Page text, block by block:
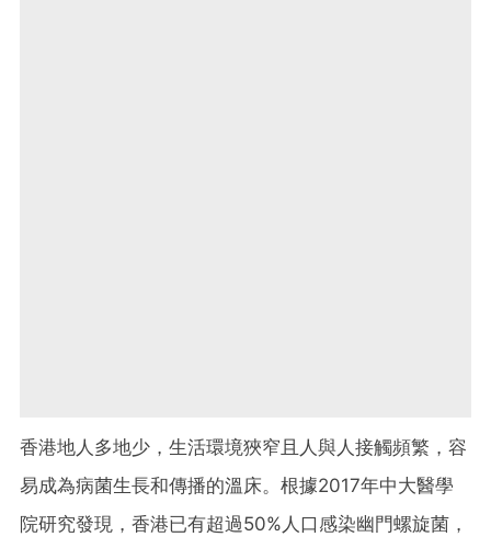
香港地人多地少，生活環境狹窄且人與人接觸頻繁，容
易成為病菌生長和傳播的溫床。根據2017年中大醫學
院研究發現，香港已有超過50%人口感染幽門螺旋菌，